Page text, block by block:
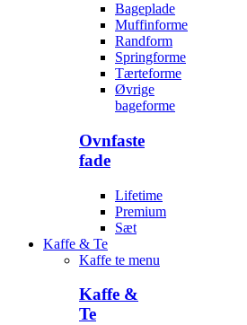
Bageplade
Muffinforme
Randform
Springforme
Tærteforme
Øvrige
bageforme
Ovnfaste
fade
Lifetime
Premium
Sæt
Kaffe & Te
Kaffe te menu
Kaffe &
Te